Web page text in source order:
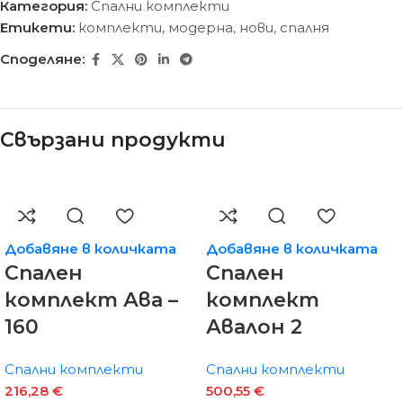
Категория: Спални комплекти
Етикети: комплекти, модерна, нови, спалня
Споделяне:
Свързани продукти
Добавяне в количката
Спален
комплект Ава –
160
Спални комплекти
216,28 €
Добавяне в количката
Спален
комплект
Авалон 2
Спални комплекти
500,55 €